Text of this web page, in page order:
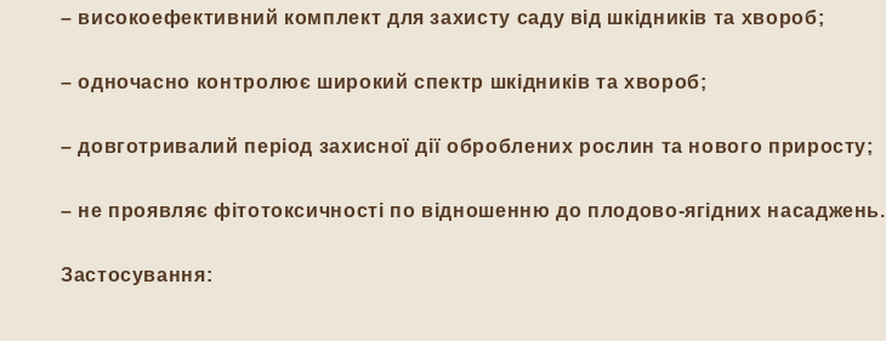
– високоефективний комплект для захисту саду від шкідників та хвороб;
– одночасно контролює широкий спектр шкідників та хвороб;
– довготривалий період захисної дії оброблених рослин та нового приросту;
– не проявляє фітотоксичності по відношенню до плодово-ягідних насаджень.
Застосування: